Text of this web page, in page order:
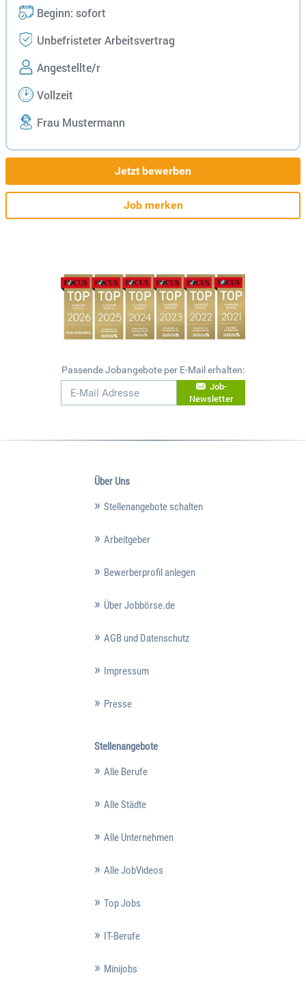
Beginn: sofort
Unbefristeter Arbeitsvertrag
Angestellte/r
Vollzeit
Frau Mustermann
Jetzt bewerben
Job merken
Passende Jobangebote per E-Mail erhalten:
Job-
Newsletter
Über Uns
Stellenangebote schalten
Arbeitgeber
Bewerberprofil anlegen
Über Jobbörse.de
AGB und Datenschutz
Impressum
Presse
Stellenangebote
Alle Berufe
Alle Städte
Alle Unternehmen
Alle JobVideos
Top Jobs
IT-Berufe
Minijobs